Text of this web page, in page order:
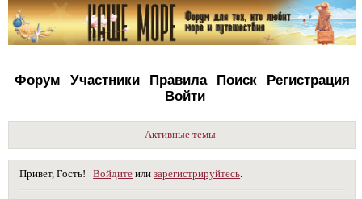
Форум Участники Правила Поиск
Регистрация
Войти
Активные темы
Привет, Гость! Войдите илизарегистрируйтесь